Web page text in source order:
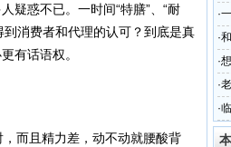
疑惑不已。一时间“特膳”、“耐
消费者和代理的认可？到底是真
有话语权。
而且精力差，动不动就腰酸背
求
·
吗
·
·
·
·